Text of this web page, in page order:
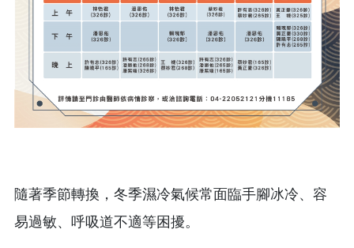
隨著季節轉換，冬季濕冷氣候常面臨手腳冰冷、容
易過敏、呼吸道不適等困擾。